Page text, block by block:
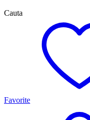
Cauta
Favorite